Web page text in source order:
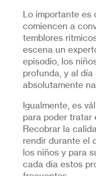
Lo importante es
comiencen a
temblores
escena un
episodio, los
profunda, y al
absolutamente
Igualmente, es
para poder tratar
Recobrar la
rendir durante el
los niños y para
cada día estos